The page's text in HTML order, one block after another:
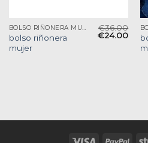
bolso riñonera
mujer
€36.00
€24.00